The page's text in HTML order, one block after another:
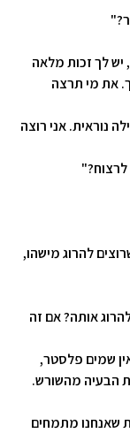
לך זכות מלאה
את מי תרצה
נוראית. אני רוצה
להרוג מישהו,
אותה? אם זה
שמים פלסטר,
את הבעיה מהשורש.
שאנחנו מתמחים